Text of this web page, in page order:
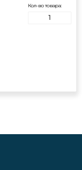
Кол-во товара: